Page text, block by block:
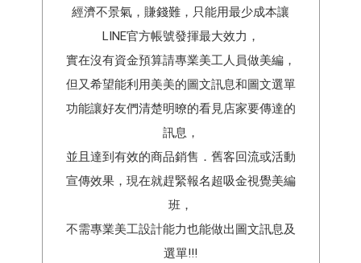
經濟不景氣，賺錢難，只能用最少成本讓
LINE官方帳號發揮最大效力，
實在沒有資金預算請專業美工人員做美編，
但又希望能利用美美的圖文訊息和圖文選單
功能讓好友們清楚明暸的看見店家要傳達的
訊息，
並且達到有效的商品銷售．舊客回流或活動
宣傳效果，現在就趕緊報名超吸金視覺美編
班，
不需專業美工設計能力也能做出圖文訊息及
選單!!!